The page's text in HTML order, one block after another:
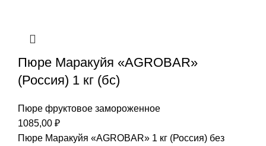
Пюре Маракуйя «AGROBAR»
(Россия) 1 кг (бс)
Пюре фруктовое замороженное
1085,00 ₽
Пюре Маракуйя «AGROBAR» 1 кг (Россия) без